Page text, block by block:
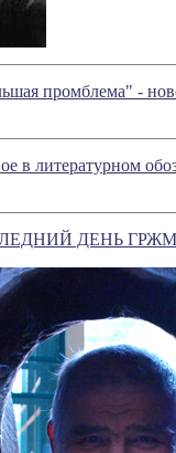
промблема" -
в литературном
ДЕНЬ